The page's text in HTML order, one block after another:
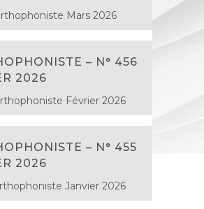
Mars 2026
– N° 456
2026
Février 2026
– N° 455
2026
Janvier 2026